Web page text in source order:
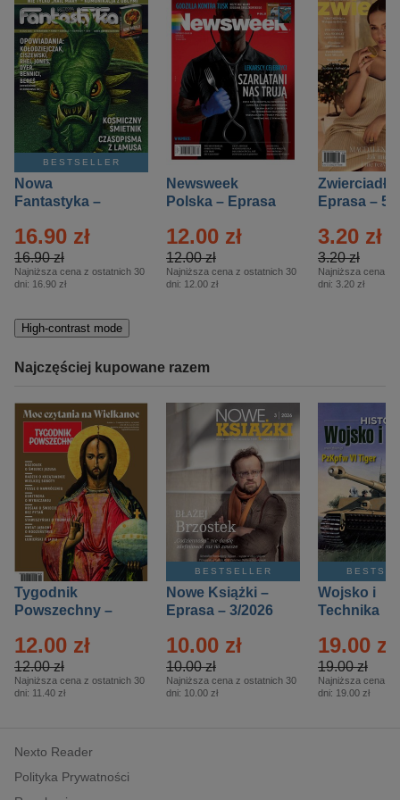
BESTSELLER
Nowa
Fantastyka –
16.90 zł
16.90 zł
Najniższa cena z ostatnich 30
dni: 16.90 zł
Newsweek
Polska – Eprasa
12.00 zł
12.00 zł
Najniższa cena z ostatnich 30
dni: 12.00 zł
Zwierciadło
Eprasa – 5/
3.20 zł
3.20 zł
Najniższa cena z
dni: 3.20 zł
High-contrast mode
Najczęściej kupowane razem
Tygodnik
Powszechny –
12.00 zł
12.00 zł
Najniższa cena z ostatnich 30
dni: 11.40 zł
BESTSELLER
Nowe Książki –
Eprasa – 3/2026
10.00 zł
10.00 zł
Najniższa cena z ostatnich 30
dni: 10.00 zł
Wojsko i
Technika
– 2/2026
19.00 zł
19.00 zł
Najniższa cena z
dni: 19.00 zł
Nexto Reader
Polityka Prywatności